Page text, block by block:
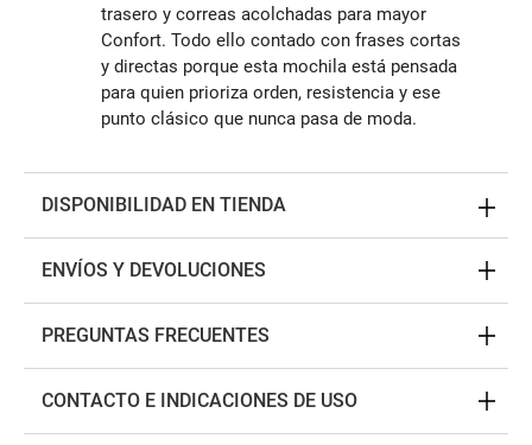
trasero y correas acolchadas para mayor
Confort. Todo ello contado con frases cortas
y directas porque esta mochila está pensada
para quien prioriza orden, resistencia y ese
punto clásico que nunca pasa de moda.
DISPONIBILIDAD EN TIENDA
ENVÍOS Y DEVOLUCIONES
PREGUNTAS FRECUENTES
CONTACTO E INDICACIONES DE USO